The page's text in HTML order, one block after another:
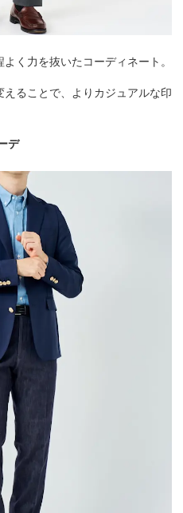
く力を抜いたコーディネート。
ることで、よりカジュアルな印
デ